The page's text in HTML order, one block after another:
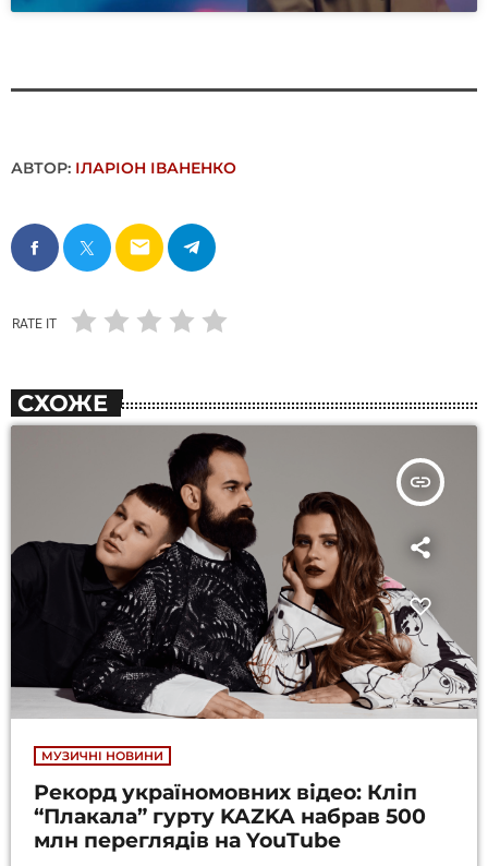
АВТОР: ІЛАРІОН ІВАНЕНКО
email
RATE IT
СХОЖЕ
insert_link
МУЗИЧНІ НОВИНИ
Рекорд україномовних відео: Кліп
“Плакала” гурту KAZKA набрав 500
млн переглядів на YouTube